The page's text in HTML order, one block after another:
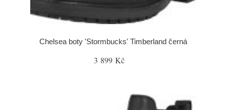
Chelsea boty 'Stormbucks' Timberland černá
3 899 Kč